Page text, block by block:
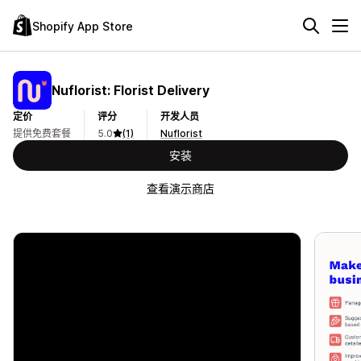
Shopify App Store
Nuflorist: Florist Delivery
定价
提供免费套餐
评分
5.0
(1)
开发人员
Nuflorist
安装
查看演示商店